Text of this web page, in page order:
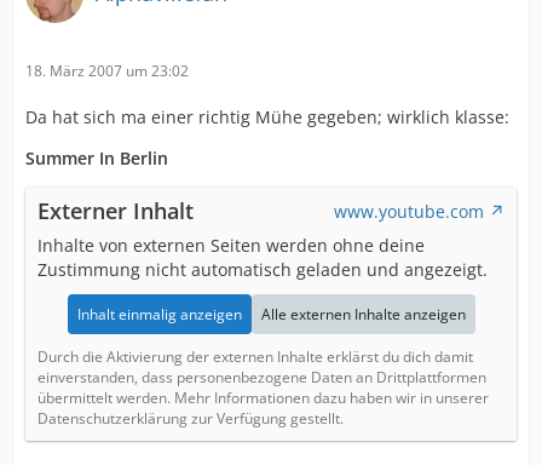
18. März 2007 um 23:02
Da hat sich ma einer richtig Mühe gegeben; wirklich klasse:
Summer In Berlin
Externer Inhalt
www.youtube.com
Inhalte von externen Seiten werden ohne deine
Zustimmung nicht automatisch geladen und angezeigt.
Inhalt einmalig anzeigen Alle externen Inhalte anzeigen
Durch die Aktivierung der externen Inhalte erklärst du dich damit
einverstanden, dass personenbezogene Daten an Drittplattformen
übermittelt werden. Mehr Informationen dazu haben wir in unserer
Datenschutzerklärung zur Verfügung gestellt.